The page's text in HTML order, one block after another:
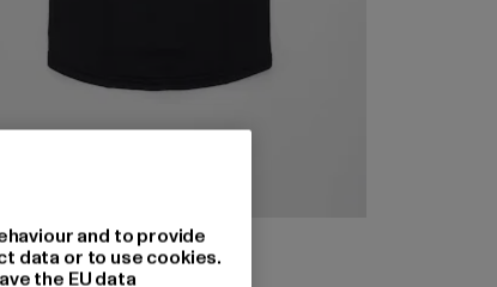
and to provide
data or to use cookies.
the EU data